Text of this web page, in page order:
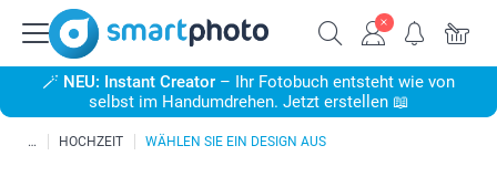
🪄 NEU: Instant Creator – Ihr Fotobuch entsteht wie von
selbst im Handumdrehen. Jetzt erstellen 📖
HOCHZEIT WÄHLEN SIE EIN DESIGN AUS